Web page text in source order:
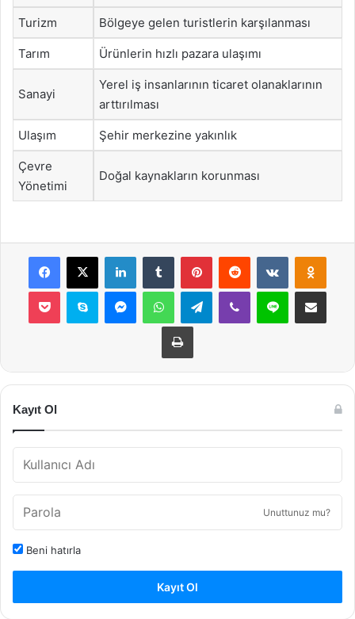
Turizm Bölgeye gelen turistlerin karşılanması
Tarım Ürünlerin hızlı pazara ulaşımı
Sanayi
Yerel iş insanlarının ticaret olanaklarının
arttırılması
Ulaşım Şehir merkezine yakınlık
Çevre
Yönetimi
Doğal kaynakların korunması
Facebook
X LinkedInTumblr PinterestReddit VKontakte
Pocket Skype MessengerWhatsAppTelegramViber Line E-Posta ile
Yazdır
Kayıt Ol
Unuttunuz mu?
Beni hatırla
Kayıt Ol